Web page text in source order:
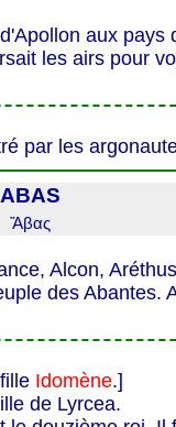
aux
les airs pour
par les
ABAS
Ἄβας
Alcon,
des Abantes.
Idomène.]
de Lyrcea.